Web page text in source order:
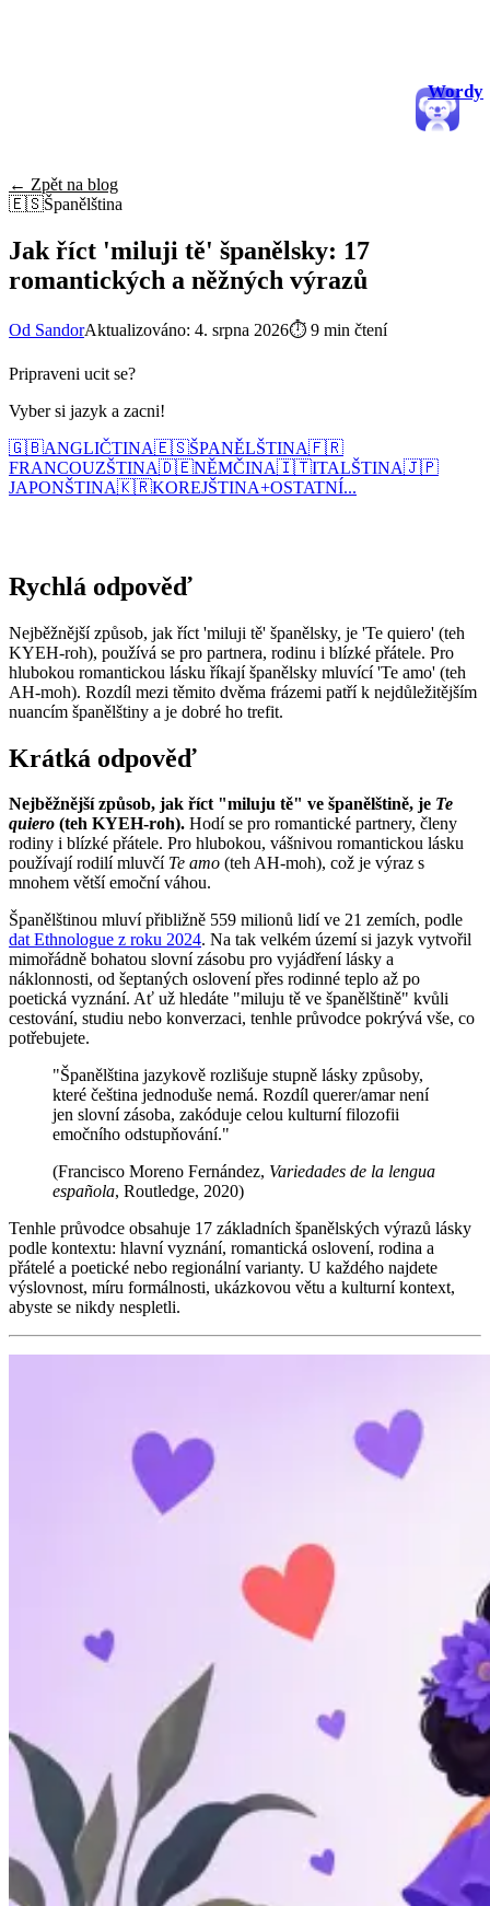
Wordy
← Zpět na blog
🇪🇸Španělština
Jak říct 'miluji tě' španělsky: 17
romantických a něžných výrazů
Od SandorAktualizováno: 4. srpna 2026⏱ 9 min čtení
Pripraveni ucit se?
Vyber si jazyk a zacni!
🇬🇧ANGLIČTINA🇪🇸ŠPANĚLŠTINA🇫🇷
FRANCOUZŠTINA🇩🇪NĚMČINA🇮🇹ITALŠTINA🇯🇵
JAPONŠTINA🇰🇷KOREJŠTINA+OSTATNÍ...
Rychlá odpověď
Nejběžnější způsob, jak říct 'miluji tě' španělsky, je 'Te quiero' (teh
KYEH-roh), používá se pro partnera, rodinu i blízké přátele. Pro
hlubokou romantickou lásku říkají španělsky mluvící 'Te amo' (teh
AH-moh). Rozdíl mezi těmito dvěma frázemi patří k nejdůležitějším
nuancím španělštiny a je dobré ho trefit.
Krátká odpověď
Nejběžnější způsob, jak říct "miluju tě" ve španělštině, je Te
quiero (teh KYEH-roh). Hodí se pro romantické partnery, členy
rodiny i blízké přátele. Pro hlubokou, vášnivou romantickou lásku
používají rodilí mluvčí Te amo (teh AH-moh), což je výraz s
mnohem větší emoční váhou.
Španělštinou mluví přibližně 559 milionů lidí ve 21 zemích, podle
dat Ethnologue z roku 2024. Na tak velkém území si jazyk vytvořil
mimořádně bohatou slovní zásobu pro vyjádření lásky a
náklonnosti, od šeptaných oslovení přes rodinné teplo až po
poetická vyznání. Ať už hledáte "miluju tě ve španělštině" kvůli
cestování, studiu nebo konverzaci, tenhle průvodce pokrývá vše, co
potřebujete.
"Španělština jazykově rozlišuje stupně lásky způsoby,
které čeština jednoduše nemá. Rozdíl querer/amar není
jen slovní zásoba, zakóduje celou kulturní filozofii
emočního odstupňování."
(Francisco Moreno Fernández, Variedades de la lengua
española, Routledge, 2020)
Tenhle průvodce obsahuje 17 základních španělských výrazů lásky
podle kontextu: hlavní vyznání, romantická oslovení, rodina a
přátelé a poetické nebo regionální varianty. U každého najdete
výslovnost, míru formálnosti, ukázkovou větu a kulturní kontext,
abyste se nikdy nespletli.